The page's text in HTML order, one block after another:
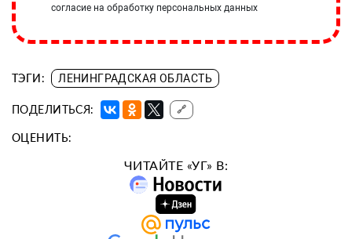
согласие на обработку персональных данных
ТЭГИ: ЛЕНИНГРАДСКАЯ ОБЛАСТЬ
ПОДЕЛИТЬСЯ: 🔗
ОЦЕНИТЬ:
ЧИТАЙТЕ «УГ» В: